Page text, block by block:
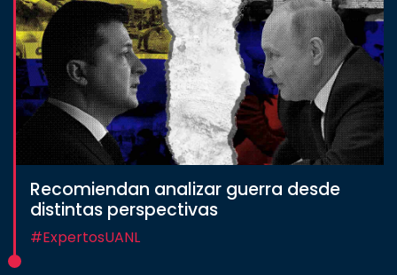
Vinculación
Historia
Universiada
Nacional
Recomiendan analizar guerra desde
distintas perspectivas
#ExpertosUANL